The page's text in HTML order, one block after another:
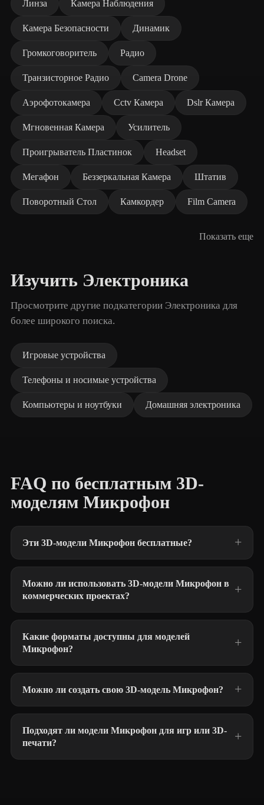
Линза Камера Наблюдения
Камера Безопасности Динамик
Громкоговоритель Радио
Транзисторное Радио Camera Drone
Аэрофотокамера Cctv Камера Dslr Камера
Мгновенная Камера Усилитель
Проигрыватель Пластинок Headset
Мегафон Беззеркальная Камера Штатив
Поворотный Стол Камкордер Film Camera
Показать еще
Изучить Электроника
Просмотрите другие подкатегории Электроника для
более широкого поиска.
Игровые устройства
Телефоны и носимые устройства
Компьютеры и ноутбуки Домашняя электроника
FAQ по бесплатным 3D-
моделям Микрофон
Эти 3D-модели Микрофон бесплатные?
Можно ли использовать 3D-модели Микрофон в
коммерческих проектах?
Какие форматы доступны для моделей
Микрофон?
Можно ли создать свою 3D-модель Микрофон?
Подходят ли модели Микрофон для игр или 3D-
печати?